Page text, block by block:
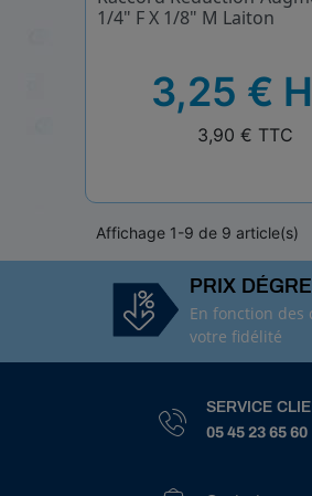
1/4" F X 1/8" M Laiton
3,25 €
3,90 € TTC
Affichage 1-9 de 9 article(s)
PRIX
En fonction des
votre fidélité
SERVICE
05 45 23 65 60